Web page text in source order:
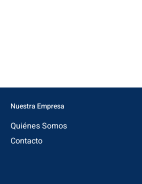
Nuestra Empresa
Quiénes Somos
Contacto